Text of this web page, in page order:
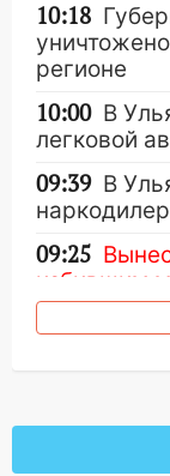
10:18
регионе
10:00 В
легковой
09:39 В
09:25
избившим
08:27
07:02 Жара
погода в